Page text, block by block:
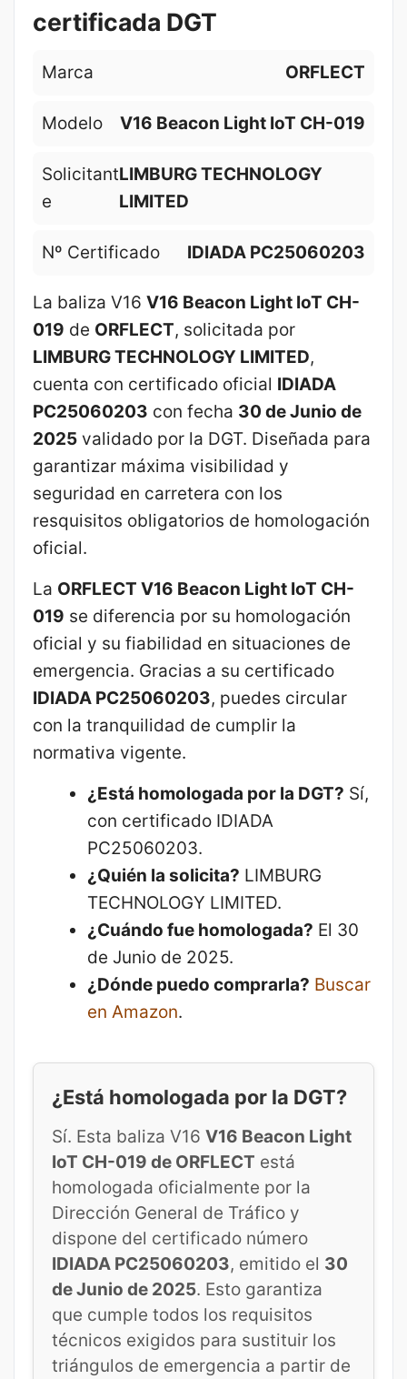
certificada DGT
Marca ORFLECT
Modelo V16 Beacon Light IoT CH-019
Solicitant
e
LIMBURG TECHNOLOGY
LIMITED
Nº Certificado IDIADA PC25060203
La baliza V16 V16 Beacon Light IoT CH-
019 de ORFLECT, solicitada por
LIMBURG TECHNOLOGY LIMITED,
cuenta con certificado oficial IDIADA
PC25060203 con fecha 30 de Junio de
2025 validado por la DGT. Diseñada para
garantizar máxima visibilidad y
seguridad en carretera con los
resquisitos obligatorios de homologación
oficial.
La ORFLECT V16 Beacon Light IoT CH-
019 se diferencia por su homologación
oficial y su fiabilidad en situaciones de
emergencia. Gracias a su certificado
IDIADA PC25060203, puedes circular
con la tranquilidad de cumplir la
normativa vigente.
¿Está homologada por la DGT? Sí,
con certificado IDIADA
PC25060203.
¿Quién la solicita? LIMBURG
TECHNOLOGY LIMITED.
¿Cuándo fue homologada? El 30
de Junio de 2025.
¿Dónde puedo comprarla? Buscar
en Amazon.
¿Está homologada por la DGT?
Sí. Esta baliza V16 V16 Beacon Light
IoT CH-019 de ORFLECT está
homologada oficialmente por la
Dirección General de Tráfico y
dispone del certificado número
IDIADA PC25060203, emitido el 30
de Junio de 2025. Esto garantiza
que cumple todos los requisitos
técnicos exigidos para sustituir los
triángulos de emergencia a partir de